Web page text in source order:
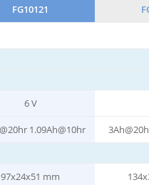
FG10121
6 V
1.09Ah@10hr
97x24x51 mm